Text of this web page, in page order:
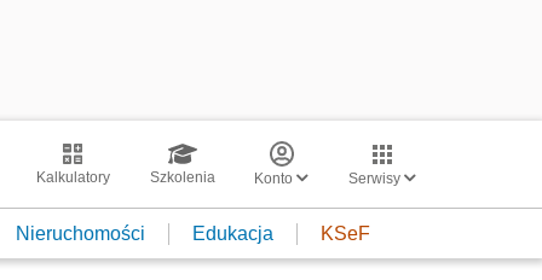
Kalkulatory Szkolenia Konto Serwisy
Nieruchomości Edukacja KSeF